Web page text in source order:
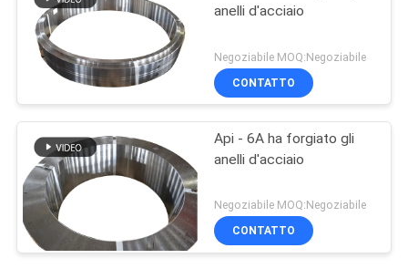
anelli d'acciaio
Negoziabile MOQ:Negoziabile
CONTATTO
Api - 6A ha forgiato gli
anelli d'acciaio
Negoziabile MOQ:Negoziabile
CONTATTO